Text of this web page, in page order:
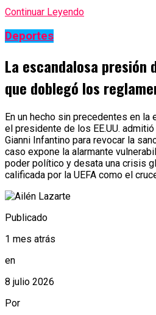
Continuar Leyendo
Deportes
La escandalosa presión
que doblegó los
En un hecho sin precedentes en la
el presidente de los EE.UU.
Gianni Infantino para revocar la
caso expone la alarmante
poder político y desata una crisis
calificada por la UEFA como el
Publicado
1 mes atrás
en
8 julio 2026
Por